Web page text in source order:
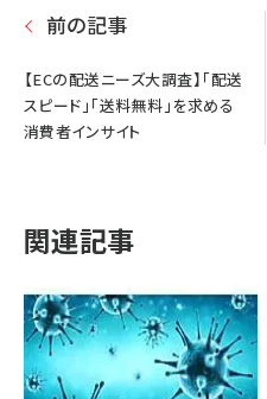
前の記事
【ECの配送ニーズ大調査】「配送
スピード」「送料無料」を求める
消費者インサイト
関連記事